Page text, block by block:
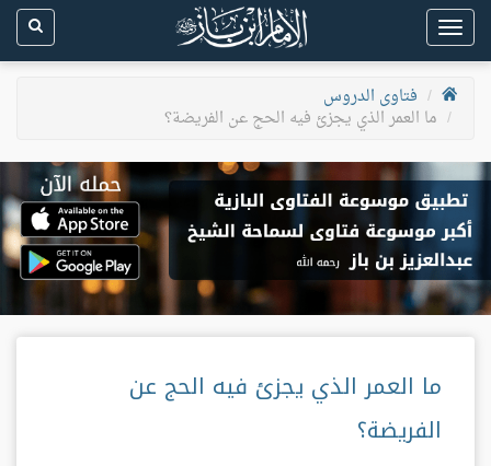
Toggle
navigation
فتاوى الدروس
ما العمر الذي يجزئ فيه الحج عن الفريضة؟
ما العمر الذي يجزئ فيه الحج عن
الفريضة؟